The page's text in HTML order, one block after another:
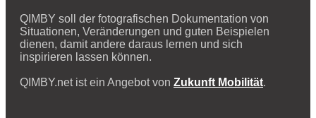
QIMBY soll der fotografischen Dokumentation von
Situationen, Veränderungen und guten Beispielen
dienen, damit andere daraus lernen und sich
inspirieren lassen können.
QIMBY.net ist ein Angebot von Zukunft Mobilität.